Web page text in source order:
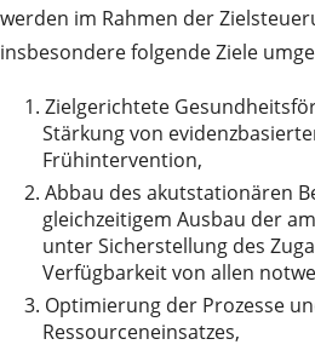
werden im Rahmen der
insbesondere folgende Ziele
1. Zielgerichtete
Stärkung von
Frühintervention,
2. Abbau des akutstationären
gleichzeitigem Ausbau der
unter Sicherstellung des
Verfügbarkeit von allen
3. Optimierung der Prozesse
Ressourceneinsatzes,